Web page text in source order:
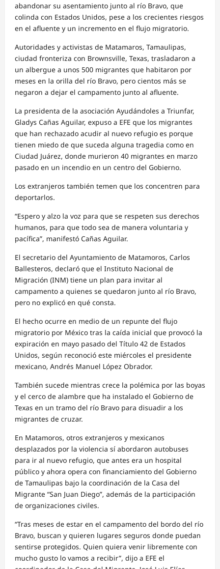
abandonar su asentamiento junto al río Bravo, que
colinda con Estados Unidos, pese a los crecientes riesgos
en el afluente y un incremento en el flujo migratorio.
Autoridades y activistas de Matamaros, Tamaulipas,
ciudad fronteriza con Brownsville, Texas, trasladaron a
un albergue a unos 500 migrantes que habitaron por
meses en la orilla del río Bravo, pero cientos más se
negaron a dejar el campamento junto al afluente.
La presidenta de la asociación Ayudándoles a Triunfar,
Gladys Cañas Aguilar, expuso a EFE que los migrantes
que han rechazado acudir al nuevo refugio es porque
tienen miedo de que suceda alguna tragedia como en
Ciudad Juárez, donde murieron 40 migrantes en marzo
pasado en un incendio en un centro del Gobierno.
Los extranjeros también temen que los concentren para
deportarlos.
“Espero y alzo la voz para que se respeten sus derechos
humanos, para que todo sea de manera voluntaria y
pacífica”, manifestó Cañas Aguilar.
El secretario del Ayuntamiento de Matamoros, Carlos
Ballesteros, declaró que el Instituto Nacional de
Migración (INM) tiene un plan para invitar al
campamento a quienes se quedaron junto al río Bravo,
pero no explicó en qué consta.
El hecho ocurre en medio de un repunte del flujo
migratorio por México tras la caída inicial que provocó la
expiración en mayo pasado del Título 42 de Estados
Unidos, según reconoció este miércoles el presidente
mexicano, Andrés Manuel López Obrador.
También sucede mientras crece la polémica por las boyas
y el cerco de alambre que ha instalado el Gobierno de
Texas en un tramo del río Bravo para disuadir a los
migrantes de cruzar.
En Matamoros, otros extranjeros y mexicanos
desplazados por la violencia sí abordaron autobuses
para ir al nuevo refugio, que antes era un hospital
público y ahora opera con financiamiento del Gobierno
de Tamaulipas bajo la coordinación de la Casa del
Migrante “San Juan Diego”, además de la participación
de organizaciones civiles.
“Tras meses de estar en el campamento del bordo del río
Bravo, buscan y quieren lugares seguros donde puedan
sentirse protegidos. Quien quiera venir libremente con
mucho gusto lo vamos a recibir”, dijo a EFE el